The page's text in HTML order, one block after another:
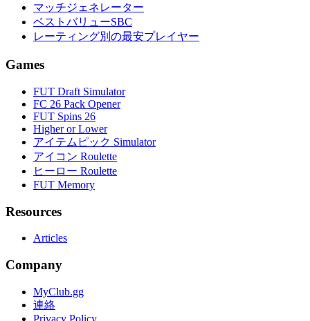
マッチジェネレーター
ベストバリューSBC
レーティング別の最安プレイヤー
Games
FUT Draft Simulator
FC 26 Pack Opener
FUT Spins 26
Higher or Lower
アイテムピック Simulator
アイコン Roulette
ヒーロー Roulette
FUT Memory
Resources
Articles
Company
MyClub.gg
連絡
Privacy Policy